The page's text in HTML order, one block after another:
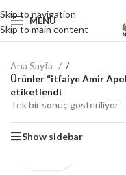
Skip to navigation
Skip to main content
MENU
Ana Sayfa
/
Ürünler “itfaiye Amir
etiketlendi
Tek bir sonuç gösteriliyor
Show sidebar